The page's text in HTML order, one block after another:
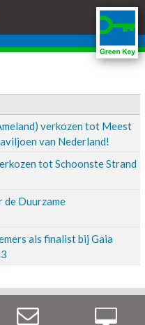
verkozen tot Meest
van Nederland!
tot Schoonste Strand
de Duurzame
als finalist bij Gaia